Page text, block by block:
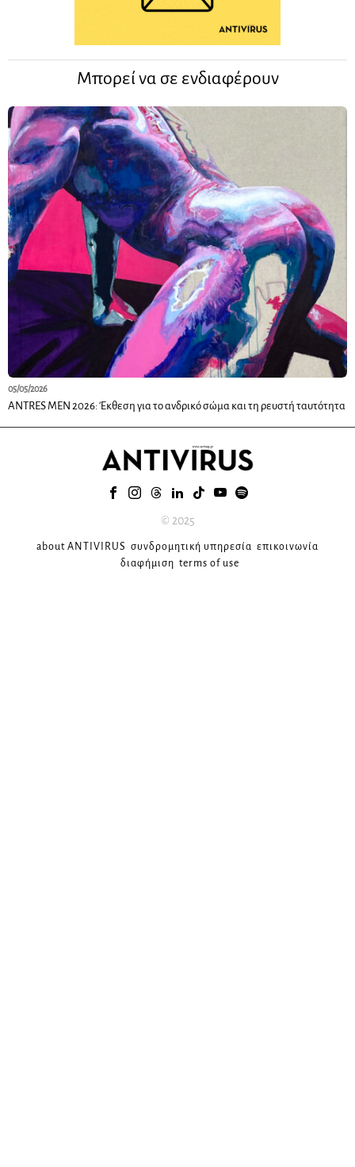
Μπορεί να σε ενδιαφέρουν
05/05/2026
ANTRES MEN 2026: Έκθεση για το ανδρικό σώμα και τη ρευστή ταυτότητα
© 2025
about ANTIVIRUS συνδρομητική υπηρεσία επικοινωνία
διαφήμιση terms of use